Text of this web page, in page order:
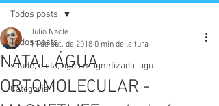
Todos posts
saude, dieta, agua magnetizada, agu
Categoria 1
Todos posts
NATAL ÁGUA
ORTOMOLECULAR -
Julio Nacle
17 de out. de 2018 0 min de leitura